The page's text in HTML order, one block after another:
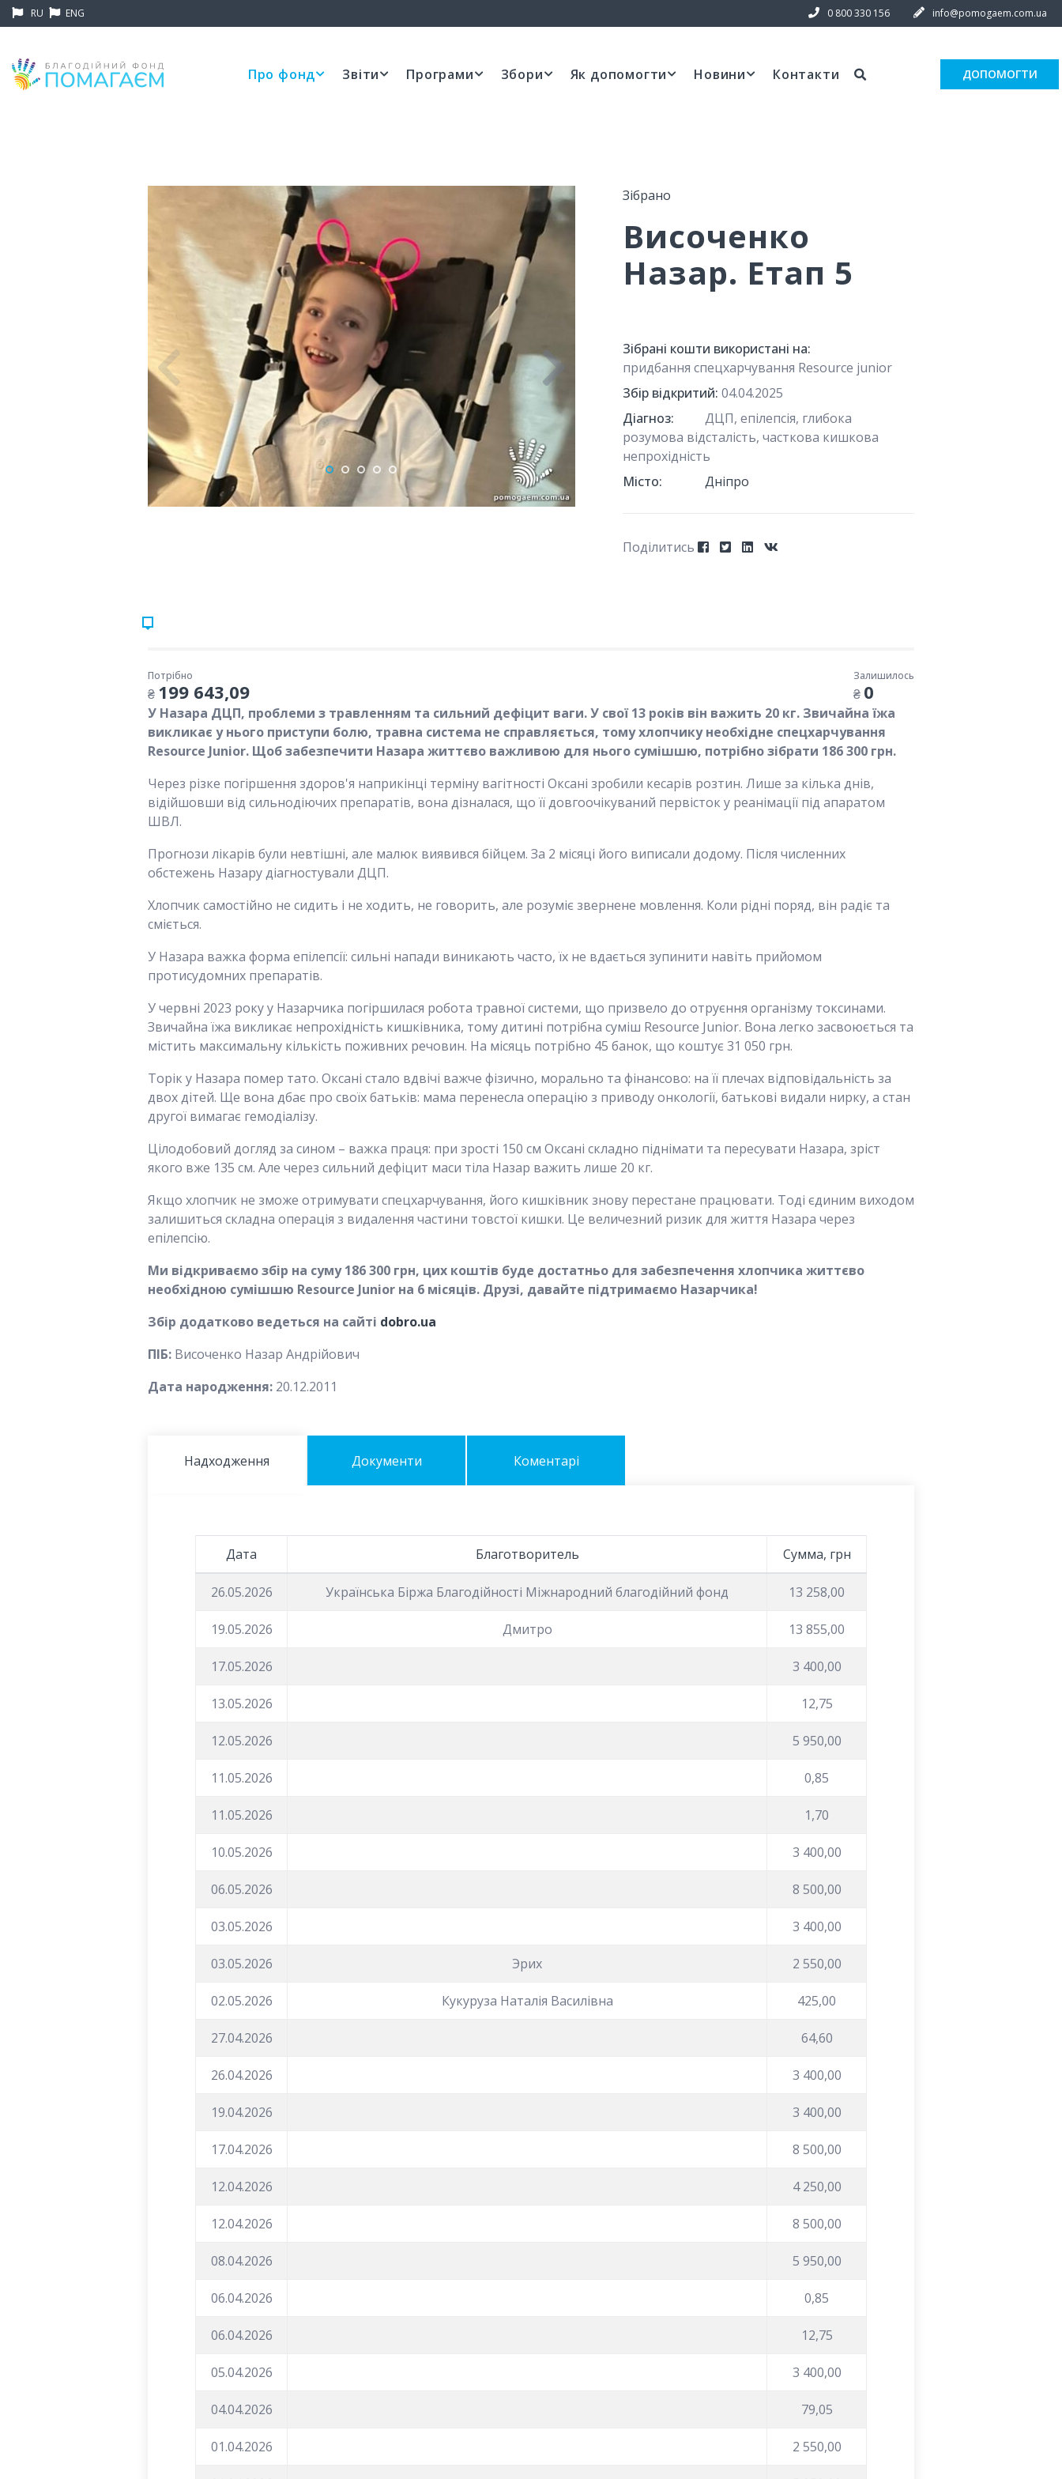
RU ENG 0 800 330 156 info@pomogaem.com.ua
Про фонд Звіти Програми Збори Як допомогти Новини Контакти ДОПОМОГТИ
Зібрано
Височенко
Назар. Етап 5
Зібрані кошти використані на:
придбання спецхарчування Resource junior
Збір відкритий: 04.04.2025
Діагноз:
ДЦП, епілепсія, глибока
розумова відсталість, часткова кишкова
непрохідність
Місто:
Дніпро
Поділитись
Потрібно
₴ 199 643,09
Залишилось
₴ 0
У Назара ДЦП, проблеми з травленням та сильний дефіцит ваги. У свої 13 років він важить 20 кг. Звичайна їжа
викликає у нього приступи болю, травна система не справляється, тому хлопчику необхідне спецхарчування
Resource Junior. Щоб забезпечити Назара життєво важливою для нього сумішшю, потрібно зібрати 186 300 грн.
Через різке погіршення здоров'я наприкінці терміну вагітності Оксані зробили кесарів розтин. Лише за кілька днів,
відійшовши від сильнодіючих препаратів, вона дізналася, що її довгоочікуваний первісток у реанімації під апаратом
ШВЛ.
Прогнози лікарів були невтішні, але малюк виявився бійцем. За 2 місяці його виписали додому. Після численних
обстежень Назару діагностували ДЦП.
Хлопчик самостійно не сидить і не ходить, не говорить, але розуміє звернене мовлення. Коли рідні поряд, він радіє та
сміється.
У Назара важка форма епілепсії: сильні напади виникають часто, їх не вдається зупинити навіть прийомом
протисудомних препаратів.
У червні 2023 року у Назарчика погіршилася робота травної системи, що призвело до отруєння організму токсинами.
Звичайна їжа викликає непрохідність кишківника, тому дитині потрібна суміш Resource Junior. Вона легко засвоюється та
містить максимальну кількість поживних речовин. На місяць потрібно 45 банок, що коштує 31 050 грн.
Торік у Назара помер тато. Оксані стало вдвічі важче фізично, морально та фінансово: на її плечах відповідальність за
двох дітей. Ще вона дбає про своїх батьків: мама перенесла операцію з приводу онкології, батькові видали нирку, а стан
другої вимагає гемодіалізу.
Цілодобовий догляд за сином – важка праця: при зрості 150 см Оксані складно піднімати та пересувати Назара, зріст
якого вже 135 см. Але через сильний дефіцит маси тіла Назар важить лише 20 кг.
Якщо хлопчик не зможе отримувати спецхарчування, його кишківник знову перестане працювати. Тоді єдиним виходом
залишиться складна операція з видалення частини товстої кишки. Це величезний ризик для життя Назара через
епілепсію.
Ми відкриваємо збір на суму 186 300 грн, цих коштів буде достатньо для забезпечення хлопчика життєво
необхідною сумішшю Resource Junior на 6 місяців. Друзі, давайте підтримаємо Назарчика!
Збір додатково ведеться на сайті dobro.ua
ПІБ: Височенко Назар Андрійович
Дата народження: 20.12.2011
Надходження Документи Коментарі
Дата Благотворитель Сумма, грн
26.05.2026 Українська Біржа Благодійності Міжнародний благодійний фонд 13 258,00
19.05.2026 Дмитро 13 855,00
17.05.2026 3 400,00
13.05.2026 12,75
12.05.2026 5 950,00
11.05.2026 0,85
11.05.2026 1,70
10.05.2026 3 400,00
06.05.2026 8 500,00
03.05.2026 3 400,00
03.05.2026 Эрих 2 550,00
02.05.2026 Кукуруза Наталія Василівна 425,00
27.04.2026 64,60
26.04.2026 3 400,00
19.04.2026 3 400,00
17.04.2026 8 500,00
12.04.2026 4 250,00
12.04.2026 8 500,00
08.04.2026 5 950,00
06.04.2026 0,85
06.04.2026 12,75
05.04.2026 3 400,00
04.04.2026 79,05
01.04.2026 2 550,00